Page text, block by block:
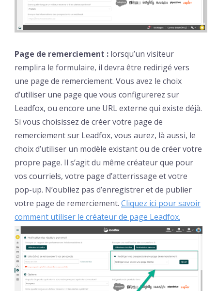
Page de remerciement : lorsqu’un visiteur
remplira le formulaire, il devra être redirigé vers
une page de remerciement. Vous avez le choix
d’utiliser une page que vous configurerez sur
Leadfox, ou encore une URL externe qui existe déjà.
Si vous choisissez de créer votre page de
remerciement sur Leadfox, vous aurez, là aussi, le
choix d’utiliser un modèle existant ou de créer votre
propre page. Il s’agit du même créateur que pour
vos courriels, votre page d’atterrissage et votre
pop-up. N’oubliez pas d’enregistrer et de publier
votre page de remerciement. Cliquez ici pour savoir
comment utiliser le créateur de page Leadfox.